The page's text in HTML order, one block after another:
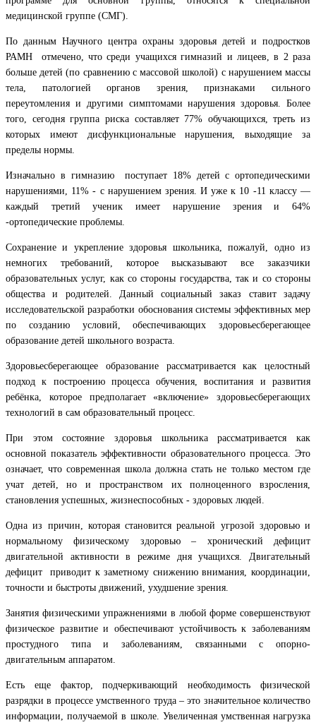
медицинской группе (СМГ).
По данным Научного центра охраны здоровья детей и подростков
РАМН отмечено, что среди учащихся гимназий и лицеев, в 2 раза
больше детей (по сравнению с массовой школой) с нарушением массы
тела, патологией органов зрения, признаками сильного
переутомления и другими симптомами нарушения здоровья. Более
того, сегодня группа риска составляет 77% обучающихся, треть из
которых имеют дисфункциональные нарушения, выходящие за
пределы нормы.
Изначально в гимназию поступает 18% детей с ортопедическими
нарушениями, 11% - с нарушением зрения. И уже к 10 -11 классу —
каждый третий ученик имеет нарушение зрения и 64%
-ортопедические проблемы.
Сохранение и укрепление здоровья школьника, пожалуй, одно из
немногих требований, которое высказывают все заказчики
образовательных услуг, как со стороны государства, так и со стороны
общества и родителей. Данный социальный заказ ставит задачу
исследовательской разработки обоснования системы эффективных мер
по созданию условий, обеспечивающих здоровьесберегающее
образование детей школьного возраста.
Здоровьесберегающее образование рассматривается как целостный
подход к построению процесса обучения, воспитания и развития
ребёнка, которое предполагает «включение» здоровьесберегающих
технологий в сам образовательный процесс.
При этом состояние здоровья школьника рассматривается как
основной показатель эффективности образовательного процесса. Это
означает, что современная школа должна стать не только местом где
учат детей, но и пространством их полноценного взросления,
становления успешных, жизнеспособных - здоровых людей.
Одна из причин, которая становится реальной угрозой здоровью и
нормальному физическому здоровью – хронический дефицит
двигательной активности в режиме дня учащихся. Двигательный
дефицит приводит к заметному снижению внимания, координации,
точности и быстроты движений, ухудшение зрения.
Занятия физическими упражнениями в любой форме совершенствуют
физическое развитие и обеспечивают устойчивость к заболеваниям
простудного типа и заболеваниям, связанными с опорно-
двигательным аппаратом.
Есть еще фактор, подчеркивающий необходимость физической
разрядки в процессе умственного труда – это значительное количество
информации, получаемой в школе. Увеличенная умственная нагрузка